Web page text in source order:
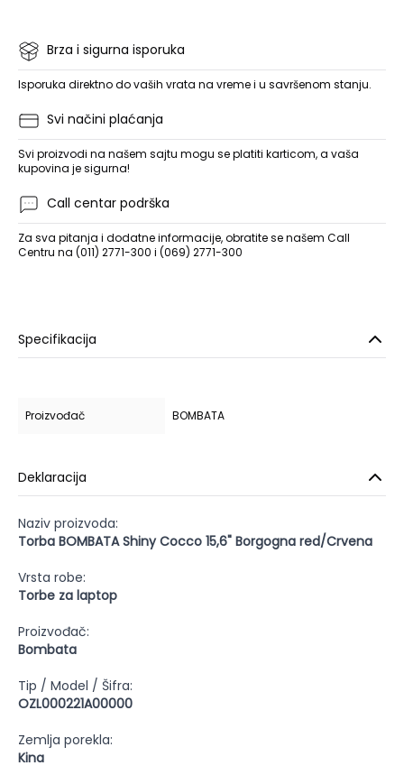
Brza i sigurna isporuka
Isporuka direktno do vaših vrata na vreme i u savršenom stanju.
Svi načini plaćanja
Svi proizvodi na našem sajtu mogu se platiti karticom, a vaša
kupovina je sigurna!
Call centar podrška
Za sva pitanja i dodatne informacije, obratite se našem Call
Centru na (011) 2771-300 i (069) 2771-300
Specifikacija
Proizvođač BOMBATA
Deklaracija
Naziv proizvoda:
Torba BOMBATA Shiny Cocco 15,6" Borgogna red/Crvena
Vrsta robe:
Torbe za laptop
Proizvođač:
Bombata
Tip / Model / Šifra:
OZL000221A00000
Zemlja porekla:
Kina